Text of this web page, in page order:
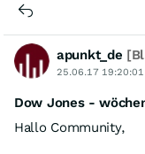
Vortage, ganz gleich,
wie viele
apunkt_de [Blogger]
25.06.17 19:20:01
Dow Jones -
Hallo Community,